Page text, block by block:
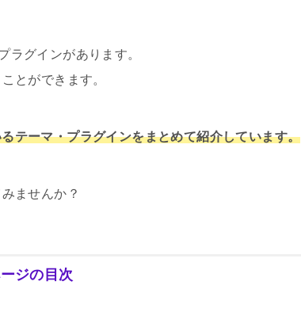
ラグインがあります。
とができます。
テーマ・プラグインをまとめて紹介しています。
ませんか？
ジの目次